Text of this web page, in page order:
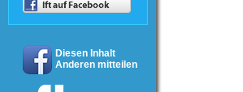
Diesen Inhalt
Anderen mitteilen